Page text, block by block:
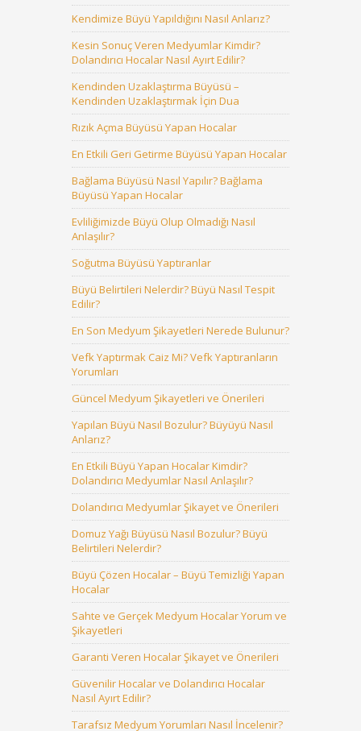
Kendimize Büyü Yapıldığını Nasıl Anlarız?
Kesin Sonuç Veren Medyumlar Kimdir?
Dolandırıcı Hocalar Nasıl Ayırt Edilir?
Kendinden Uzaklaştırma Büyüsü –
Kendinden Uzaklaştırmak İçin Dua
Rızık Açma Büyüsü Yapan Hocalar
En Etkili Geri Getirme Büyüsü Yapan Hocalar
Bağlama Büyüsü Nasıl Yapılır? Bağlama
Büyüsü Yapan Hocalar
Evliliğimizde Büyü Olup Olmadığı Nasıl
Anlaşılır?
Soğutma Büyüsü Yaptıranlar
Büyü Belirtileri Nelerdir? Büyü Nasıl Tespit
Edilir?
En Son Medyum Şikayetleri Nerede Bulunur?
Vefk Yaptırmak Caiz Mi? Vefk Yaptıranların
Yorumları
Güncel Medyum Şikayetleri ve Önerileri
Yapılan Büyü Nasıl Bozulur? Büyüyü Nasıl
Anlarız?
En Etkili Büyü Yapan Hocalar Kimdir?
Dolandırıcı Medyumlar Nasıl Anlaşılır?
Dolandırıcı Medyumlar Şikayet ve Önerileri
Domuz Yağı Büyüsü Nasıl Bozulur? Büyü
Belirtileri Nelerdir?
Büyü Çözen Hocalar – Büyü Temizliği Yapan
Hocalar
Sahte ve Gerçek Medyum Hocalar Yorum ve
Şikayetleri
Garanti Veren Hocalar Şikayet ve Önerileri
Güvenilir Hocalar ve Dolandırıcı Hocalar
Nasıl Ayırt Edilir?
Tarafsız Medyum Yorumları Nasıl İncelenir?